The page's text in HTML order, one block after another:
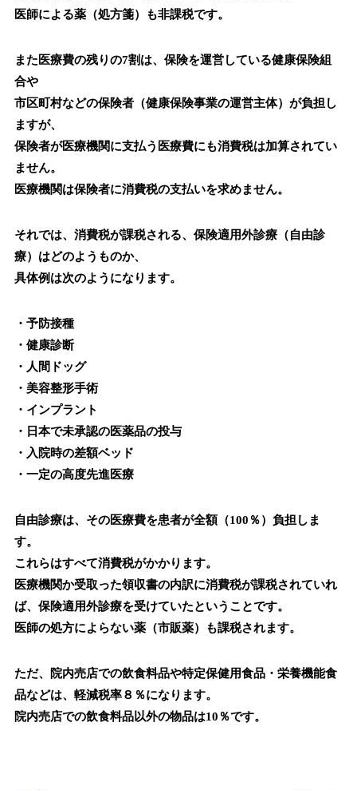
医師による薬（処方箋）も非課税です。
また医療費の残りの7割は、保険を運営している健康保険組
合や
市区町村などの保険者（健康保険事業の運営主体）が負担し
ますが、
保険者が医療機関に支払う医療費にも消費税は加算されてい
ません。
医療機関は保険者に消費税の支払いを求めません。
それでは、消費税が課税される、保険適用外診療（自由診
療）はどのようものか、
具体例は次のようになります。
・予防接種
・健康診断
・人間ドッグ
・美容整形手術
・インプラント
・日本で未承認の医薬品の投与
・入院時の差額ベッド
・一定の高度先進医療
自由診療は、その医療費を患者が全額（100％）負担しま
す。
これらはすべて消費税がかかります。
医療機関か受取った領収書の内訳に消費税が課税されていれ
ば、保険適用外診療を受けていたということです。
医師の処方によらない薬（市販薬）も課税されます。
ただ、院内売店での飲食料品や特定保健用食品・栄養機能食
品などは、軽減税率８％になります。
院内売店での飲食料品以外の物品は10％です。